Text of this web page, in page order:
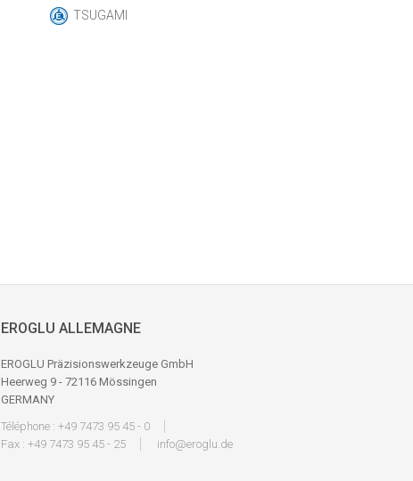
TSUGAMI
EROGLU ALLEMAGNE
EROGLU Präzisionswerkzeuge GmbH
Heerweg 9 - 72116 Mössingen
GERMANY
Téléphone : +49 7473 95 45 - 0
Fax : +49 7473 95 45 - 25
info@eroglu.de